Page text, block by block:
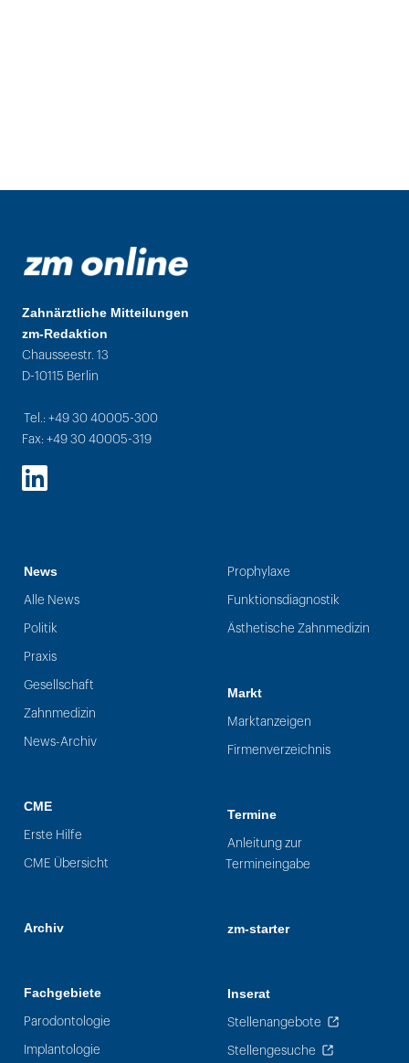
Zahnärztliche Mitteilungen
zm-Redaktion
Chausseestr. 13
D-10115 Berlin
Tel.: +49 30 40005-300
Fax: +49 30 40005-319
LinkedIn
News
Alle News
Politik
Praxis
Gesellschaft
Zahnmedizin
News-Archiv
CME
Erste Hilfe
CME Übersicht
Archiv
Fachgebiete
Parodontologie
Implantologie
Prophylaxe
Funktionsdiagnostik
Ästhetische Zahnmedizin
Markt
Marktanzeigen
Firmenverzeichnis
Termine
Anleitung zur
Termineingabe
zm-starter
Inserat
Stellenangebote
Stellengesuche